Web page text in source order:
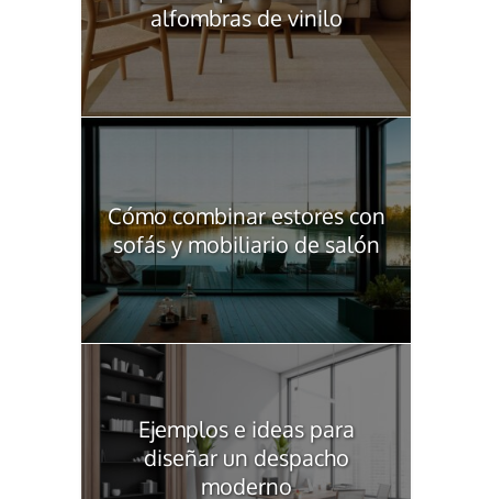
alfombras de vinilo
Cómo combinar estores con
sofás y mobiliario de salón
Ejemplos e ideas para
diseñar un despacho
moderno